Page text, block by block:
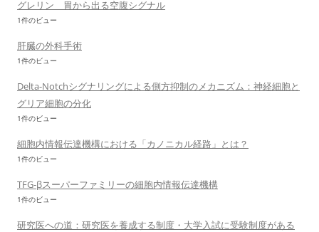
グレリン 胃から出る空腹シグナル
1件のビュー
肝臓の外科手術
1件のビュー
Delta-Notchシグナリングによる側方抑制のメカニズム：神経細胞と
グリア細胞の分化
1件のビュー
細胞内情報伝達機構における「カノニカル経路」とは？
1件のビュー
TFG-βスーパーファミリーの細胞内情報伝達機構
1件のビュー
研究医への道：研究医を養成する制度・大学入試に受験制度がある